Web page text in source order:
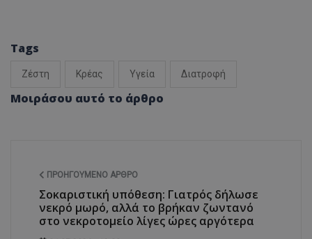
Tags
Zέστη Κρέας Υγεία Διατροφή
Μοιράσου αυτό το άρθρο
ΠΡΟΗΓΟΎΜΕΝΟ ΆΡΘΡΟ
Σοκαριστική υπόθεση: Γιατρός δήλωσε
νεκρό μωρό, αλλά το βρήκαν ζωντανό
στο νεκροτομείο λίγες ώρες αργότερα